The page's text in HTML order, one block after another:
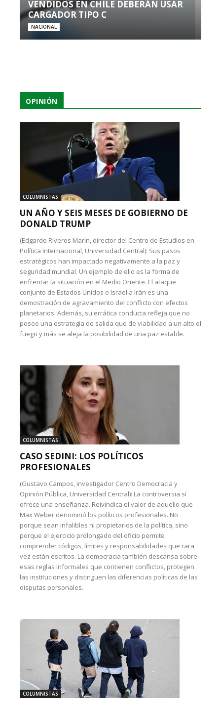
VENDIDOS EN CHILE DEBERÁN USAR
CARGADOR TIPO C
NACIONAL
OPINIÓN
COLUMNISTAS
UN AÑO Y SEIS MESES DE GOBIERNO DE
DONALD TRUMP
(Edgardo Riveros Marín, director del Centro de Estudios en
Política Internacional, Universidad Central): Sus pasos
estratégicos han impactado negativamente a la paz y
seguridad mundial. Un ejemplo de ello es la forma de
enfrentar la situación en el Medio Oriente. El ataque
conjunto de Estados Unidos e Israel a Irán es una
demostración de agravamiento del conflicto con efectos
planetarios. Además, su errática conducta refleja que no
posee una estrategia de salida que de viabilidad a un alto el
fuego y más se aleja la posibilidad de una paz estable.
COLUMNISTAS
CASO SEDINI: LOS POLÍTICOS
PROFESIONALES
(Gustavo Campos, investigador Centro Democracia y
Opinión Pública, Universidad Central): La controversia sí
ofrece una enseñanza. Reivindica el valor de aquello que
Max Weber denominó los políticos profesionales. No
porque sean infalibles ni propietarios de la política, sino
porque el ejercicio prolongado del oficio permite
comprender códigos, límites y responsabilidades que rara
vez están escritos. La democracia también descansa sobre
esas reglas informales que contienen conflictos, protegen
las instituciones y distinguen las diferencias políticas de las
disputas personales.
COLUMNISTAS